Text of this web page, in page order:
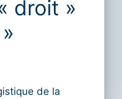
droit »
de la